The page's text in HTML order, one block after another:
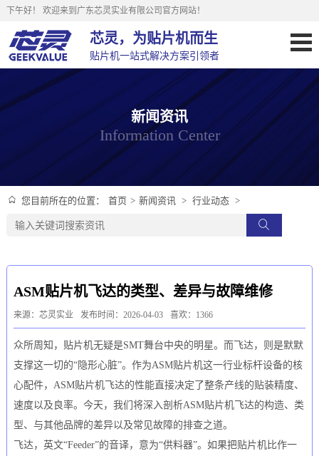
下午好！ 欢迎来到广东芯灵实业有限公司官方网站！
芯灵，为贴片机而生
贴片机一站式解决方案引领者
新闻资讯
Information Center
您目前所在的位置： 首页 > 新闻资讯 > 行业动态 >
ASM贴片机飞达的类型、差异与故障维修
来源：芯灵实业 发布时间：2026-04-03 喜欢：1366
众所周知，贴片机无疑是SMT舞台中央的明星。而飞达，则是默默
支撑这一切的“隐形心脏”。作为ASM贴片机这一行业标杆设备的核
心配件，ASM贴片机飞达的性能直接决定了整条产线的贴装精度、
速度以及良率。今天，我们将深入剖析ASM贴片机飞达的构造、类
型、与其他品牌的差异以及常见故障的排查之道。
飞达，英文“Feeder”的音译，意为“供料器”。如果把贴片机比作一